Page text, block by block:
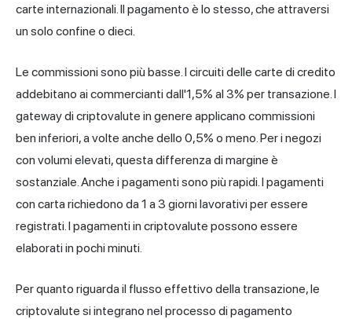
carte internazionali. Il pagamento è lo stesso, che attraversi
un solo confine o dieci.
Le commissioni sono più basse. I circuiti delle carte di credito
addebitano ai commercianti dall'1,5% al 3% per transazione. I
gateway di criptovalute in genere applicano commissioni
ben inferiori, a volte anche dello 0,5% o meno. Per i negozi
con volumi elevati, questa differenza di margine è
sostanziale. Anche i pagamenti sono più rapidi. I pagamenti
con carta richiedono da 1 a 3 giorni lavorativi per essere
registrati. I pagamenti in criptovalute possono essere
elaborati in pochi minuti.
Per quanto riguarda il flusso effettivo della transazione, le
criptovalute si integrano nel processo di pagamento